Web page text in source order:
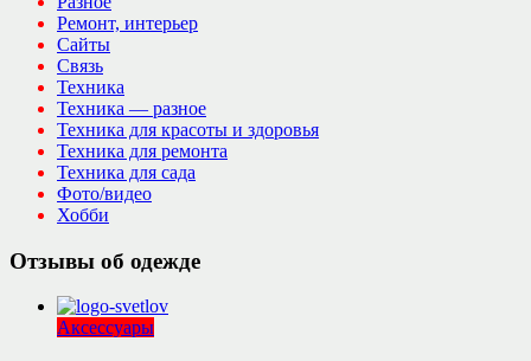
Ремонт, интерьер
Сайты
Связь
Техника
Техника — разное
Техника для красоты и здоровья
Техника для ремонта
Техника для сада
Фото/видео
Хобби
Отзывы об одежде
Аксессуары